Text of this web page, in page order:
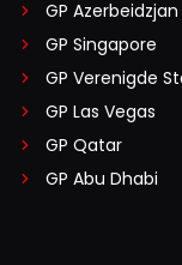
GP Azerbeidzjan
GP Singapore
GP Verenigde
GP Las Vegas
GP Qatar
GP Abu Dhabi